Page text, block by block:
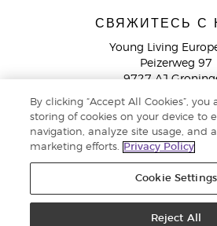
СВЯЖИТЕСЬ С
Young Living
Peizerweg 97
9727 AJ
Netherlands
Служба поддержки партнеров
9000
© Young Living Essential Oils 2021 |
By clicking “Accept All Cookies”, you
storing of cookies on your device to
navigation, analyze site usage, and
marketing efforts.
Privacy Policy
Cookie Settings
Reject All